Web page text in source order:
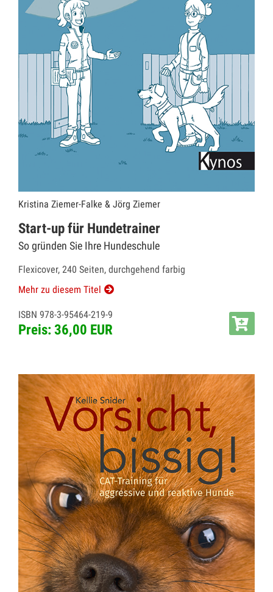
Kristina Ziemer-Falke & Jörg Ziemer
Start-up für Hundetrainer
So gründen Sie Ihre Hundeschule
Flexicover, 240 Seiten, durchgehend farbig
Mehr zu diesem Titel
ISBN 978-3-95464-219-9
Preis: 36,00 EUR